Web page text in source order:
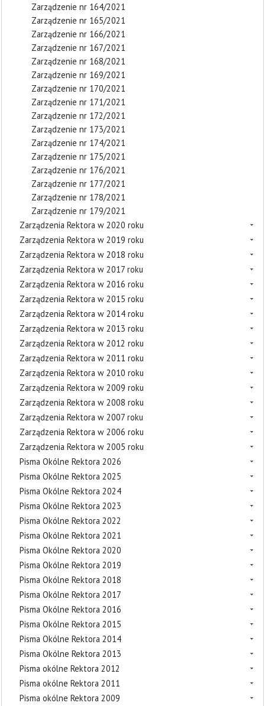
Zarządzenie nr 164/2021
Zarządzenie nr 165/2021
Zarządzenie nr 166/2021
Zarządzenie nr 167/2021
Zarządzenie nr 168/2021
Zarządzenie nr 169/2021
Zarządzenie nr 170/2021
Zarządzenie nr 171/2021
Zarządzenie nr 172/2021
Zarządzenie nr 173/2021
Zarządzenie nr 174/2021
Zarządzenie nr 175/2021
Zarządzenie nr 176/2021
Zarządzenie nr 177/2021
Zarządzenie nr 178/2021
Zarządzenie nr 179/2021
Zarządzenia Rektora w 2020 roku
Zarządzenia Rektora w 2019 roku
Zarządzenia Rektora w 2018 roku
Zarządzenia Rektora w 2017 roku
Zarządzenia Rektora w 2016 roku
Zarządzenia Rektora w 2015 roku
Zarządzenia Rektora w 2014 roku
Zarządzenia Rektora w 2013 roku
Zarządzenia Rektora w 2012 roku
Zarządzenia Rektora w 2011 roku
Zarządzenia Rektora w 2010 roku
Zarządzenia Rektora w 2009 roku
Zarządzenia Rektora w 2008 roku
Zarządzenia Rektora w 2007 roku
Zarządzenia Rektora w 2006 roku
Zarządzenia Rektora w 2005 roku
Pisma Okólne Rektora 2026
Pisma Okólne Rektora 2025
Pisma Okólne Rektora 2024
Pisma Okólne Rektora 2023
Pisma Okólne Rektora 2022
Pisma Okólne Rektora 2021
Pisma Okólne Rektora 2020
Pisma Okólne Rektora 2019
Pisma Okólne Rektora 2018
Pisma Okólne Rektora 2017
Pisma Okólne Rektora 2016
Pisma Okólne Rektora 2015
Pisma Okólne Rektora 2014
Pisma Okólne Rektora 2013
Pisma okólne Rektora 2012
Pisma okólne Rektora 2011
Pisma okólne Rektora 2009